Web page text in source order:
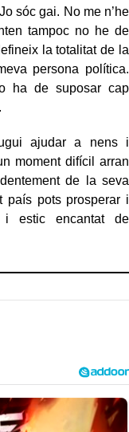
sóc gai. No me n’he
tampoc no he de
la totalitat de la
persona política.
ha de suposar cap
ajudar a nens i
moment difícil arran
de la seva
país pots prosperar i
i estic encantat de